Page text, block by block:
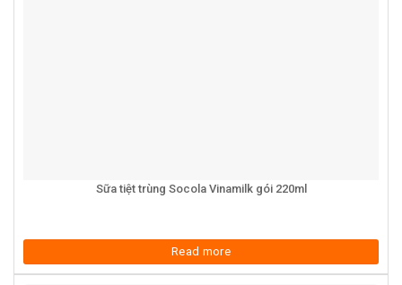
Sữa tiệt trùng Socola Vinamilk gói 220ml
Read more